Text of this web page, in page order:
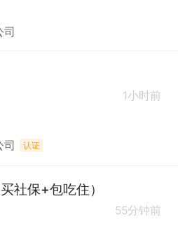
司
1小时前
司 认证
社保+包吃住）
55分钟前